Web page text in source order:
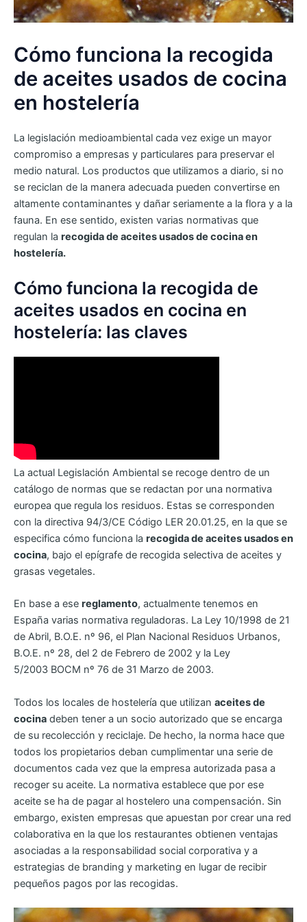
Cómo funciona la recogida
de aceites usados de cocina
en hostelería
La legislación medioambiental cada vez exige un mayor
compromiso a empresas y particulares para preservar el
medio natural. Los productos que utilizamos a diario, si no
se reciclan de la manera adecuada pueden convertirse en
altamente contaminantes y dañar seriamente a la flora y a la
fauna. En ese sentido, existen varias normativas que
regulan la recogida de aceites usados de cocina en
hostelería.
Cómo funciona la recogida de
aceites usados en cocina en
hostelería: las claves
La actual Legislación Ambiental se recoge dentro de un
catálogo de normas que se redactan por una normativa
europea que regula los residuos. Estas se corresponden
con la directiva 94/3/CE Código LER 20.01.25, en la que se
especifica cómo funciona la recogida de aceites usados en
cocina, bajo el epígrafe de recogida selectiva de aceites y
grasas vegetales.
En base a ese reglamento, actualmente tenemos en
España varias normativa reguladoras. La Ley 10/1998 de 21
de Abril, B.O.E. nº 96, el Plan Nacional Residuos Urbanos,
B.O.E. nº 28, del 2 de Febrero de 2002 y la Ley
5/2003 BOCM nº 76 de 31 Marzo de 2003.
Todos los locales de hostelería que utilizan aceites de
cocina deben tener a un socio autorizado que se encarga
de su recolección y reciclaje. De hecho, la norma hace que
todos los propietarios deban cumplimentar una serie de
documentos cada vez que la empresa autorizada pasa a
recoger su aceite. La normativa establece que por ese
aceite se ha de pagar al hostelero una compensación. Sin
embargo, existen empresas que apuestan por crear una red
colaborativa en la que los restaurantes obtienen ventajas
asociadas a la responsabilidad social corporativa y a
estrategias de branding y marketing en lugar de recibir
pequeños pagos por las recogidas.